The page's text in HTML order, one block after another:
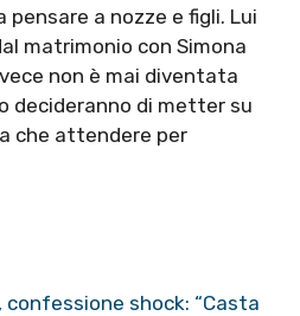
pensare a nozze e figli. Lui
matrimonio con Simona
non è mai diventata
decideranno di metter su
che attendere per
confessione shock: “Casta